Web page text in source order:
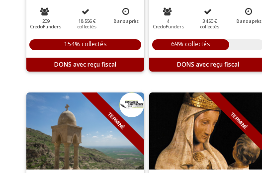
209
CredoFunders
18 556 €
collectés
8ansaprès
154% collectés
DONS
4
CredoFunders
3 450 €
collectés
8ansaprès
69% collectés
DONS
TERMINÉ TERMINÉ